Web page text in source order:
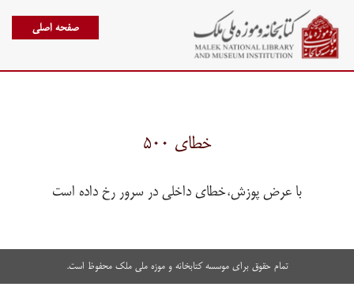
صفحه اصلی
خطای ۵۰۰
با عرض پوزش،خطای داخلی در سرور رخ داده است
تمام حقوق برای موسسه کتابخانه و موزه ملی ملک محفوظ است.